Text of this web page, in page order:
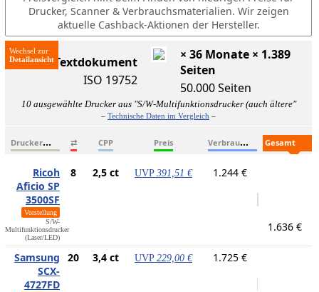
Drucker, Scanner & Verbrauchsmaterialien. Wir zeigen
aktuelle Cashback-Aktionen der Hersteller.
Wechsel zur
ISO-Textdokument
ISO 19752
× 36 Monate × 1.389
Seiten
50.000 Seiten
10 ausgewählte Drucker aus "S/W-Multifunktionsdrucker (auch ältere"
– Technische Daten im Vergleich –
D
ruckername ⇄ CPP Preis V
erbrauchsmaterialien
Ricoh
Aficio SP
3500SF
Vorstellung
S/W-
Multifunktionsdrucker
(Laser/LED)
8 2,5 ct UVP 391,51 € 1.244 €
1.636 €
Samsung
SCX-
4727FD
20 3,4 ct UVP 229,00 € 1.725 €